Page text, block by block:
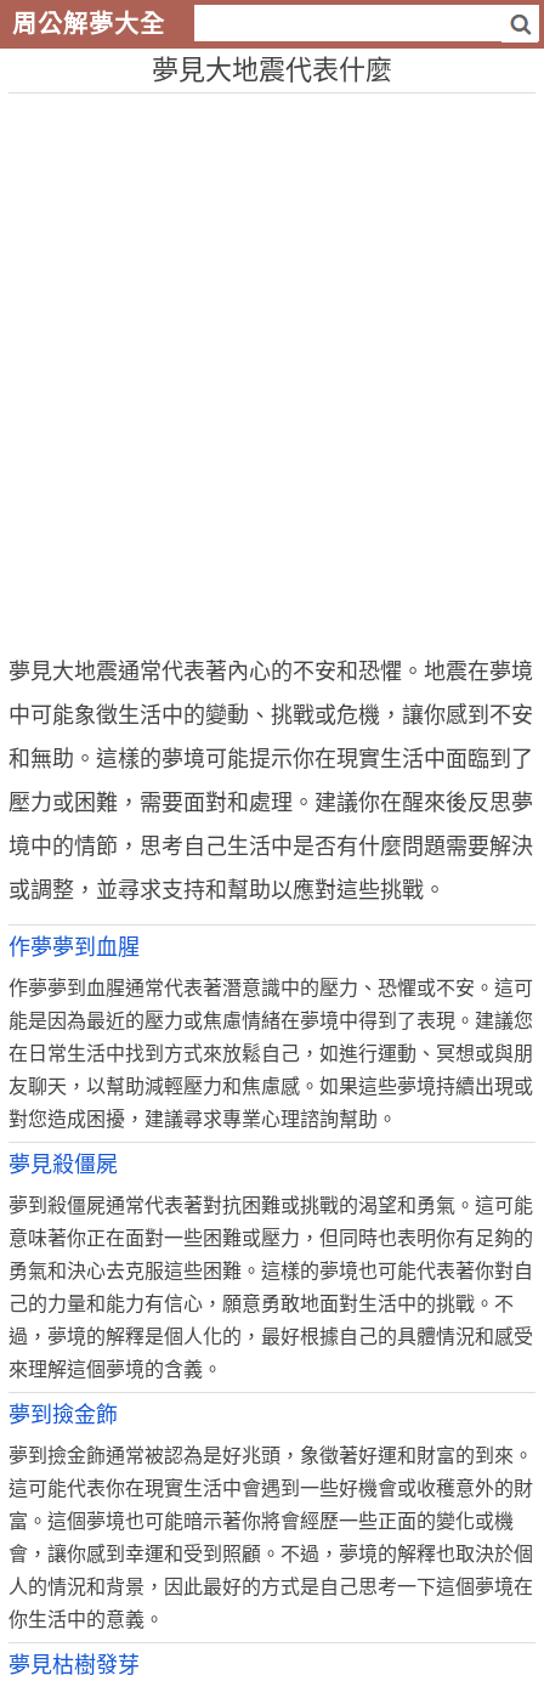
周公解夢大全
夢見大地震代表什麼
夢見大地震通常代表著內心的不安和恐懼。地震在夢境
中可能象徵生活中的變動、挑戰或危機，讓你感到不安
和無助。這樣的夢境可能提示你在現實生活中面臨到了
壓力或困難，需要面對和處理。建議你在醒來後反思夢
境中的情節，思考自己生活中是否有什麼問題需要解決
或調整，並尋求支持和幫助以應對這些挑戰。
作夢夢到血腥
作夢夢到血腥通常代表著潛意識中的壓力、恐懼或不安。這可
能是因為最近的壓力或焦慮情緒在夢境中得到了表現。建議您
在日常生活中找到方式來放鬆自己，如進行運動、冥想或與朋
友聊天，以幫助減輕壓力和焦慮感。如果這些夢境持續出現或
對您造成困擾，建議尋求專業心理諮詢幫助。
夢見殺僵屍
夢到殺僵屍通常代表著對抗困難或挑戰的渴望和勇氣。這可能
意味著你正在面對一些困難或壓力，但同時也表明你有足夠的
勇氣和決心去克服這些困難。這樣的夢境也可能代表著你對自
己的力量和能力有信心，願意勇敢地面對生活中的挑戰。不
過，夢境的解釋是個人化的，最好根據自己的具體情況和感受
來理解這個夢境的含義。
夢到撿金飾
夢到撿金飾通常被認為是好兆頭，象徵著好運和財富的到來。
這可能代表你在現實生活中會遇到一些好機會或收穫意外的財
富。這個夢境也可能暗示著你將會經歷一些正面的變化或機
會，讓你感到幸運和受到照顧。不過，夢境的解釋也取決於個
人的情況和背景，因此最好的方式是自己思考一下這個夢境在
你生活中的意義。
夢見枯樹發芽